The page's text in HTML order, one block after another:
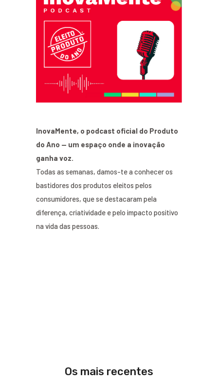
InovaMente, o podcast oficial do Produto
do Ano — um espaço onde a inovação
ganha voz.
Todas as semanas, damos-te a conhecer os
bastidores dos produtos eleitos pelos
consumidores, que se destacaram pela
diferença, criatividade e pelo impacto positivo
na vida das pessoas.
Os mais recentes